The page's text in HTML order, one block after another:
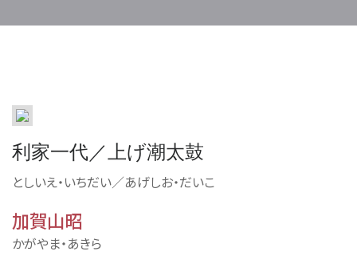
利家一代／上げ潮太鼓
としいえ・いちだい／あげしお・だいこ
加賀山昭
かがやま・あきら